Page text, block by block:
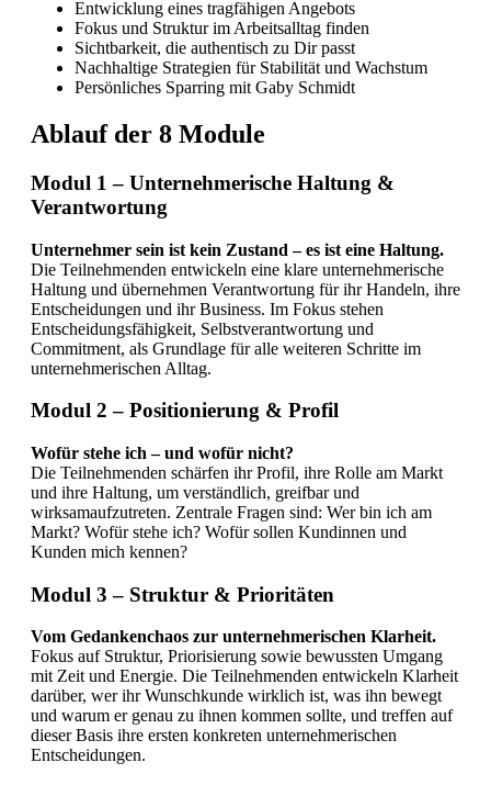
Entwicklung eines tragfähigen Angebots
Fokus und Struktur im Arbeitsalltag finden
Sichtbarkeit, die authentisch zu Dir passt
Nachhaltige Strategien für Stabilität und Wachstum
Persönliches Sparring mit Gaby Schmidt
Ablauf der 8 Module
Modul 1 – Unternehmerische Haltung &
Verantwortung
Unternehmer sein ist kein Zustand – es ist eine Haltung.
Die Teilnehmenden entwickeln eine klare unternehmerische
Haltung und übernehmen Verantwortung für ihr Handeln, ihre
Entscheidungen und ihr Business. Im Fokus stehen
Entscheidungsfähigkeit, Selbstverantwortung und
Commitment, als Grundlage für alle weiteren Schritte im
unternehmerischen Alltag.
Modul 2 – Positionierung & Profil
Wofür stehe ich – und wofür nicht?
Die Teilnehmenden schärfen ihr Profil, ihre Rolle am Markt
und ihre Haltung, um verständlich, greifbar und
wirksamaufzutreten. Zentrale Fragen sind: Wer bin ich am
Markt? Wofür stehe ich? Wofür sollen Kundinnen und
Kunden mich kennen?
Modul 3 – Struktur & Prioritäten
Vom Gedankenchaos zur unternehmerischen Klarheit.
Fokus auf Struktur, Priorisierung sowie bewussten Umgang
mit Zeit und Energie. Die Teilnehmenden entwickeln Klarheit
darüber, wer ihr Wunschkunde wirklich ist, was ihn bewegt
und warum er genau zu ihnen kommen sollte, und treffen auf
dieser Basis ihre ersten konkreten unternehmerischen
Entscheidungen.